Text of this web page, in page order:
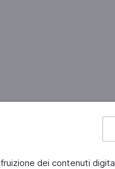
dei contenuti